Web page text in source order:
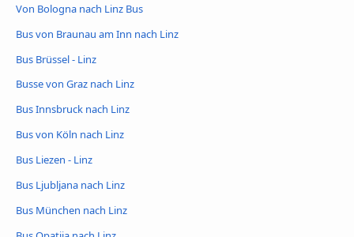
Von Bologna nach Linz Bus
Bus von Braunau am Inn nach Linz
Bus Brüssel - Linz
Busse von Graz nach Linz
Bus Innsbruck nach Linz
Bus von Köln nach Linz
Bus Liezen - Linz
Bus Ljubljana nach Linz
Bus München nach Linz